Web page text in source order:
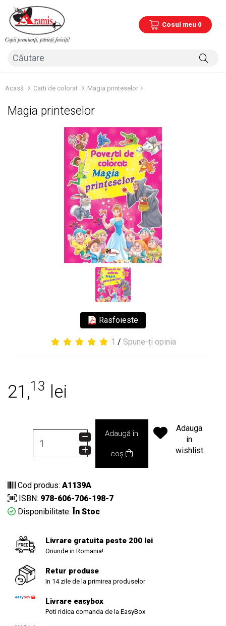
Cosul meu 0
Acasă Carti de colorat Magia printeselor
Magia printeselor
Rasfoieste
1 / Spune-ți opinia
21,13 lei
Adaugă în
coș
Adauga
in
wishlist
Cod produs: A1139A
ISBN: 978-606-706-198-7
Disponibilitate: În Stoc
Livrare gratuita peste 200 lei
Oriunde in Romania!
Retur produse
In 14 zile de la primirea produselor
Livrare easybox
Poti ridica comanda de la EasyBox